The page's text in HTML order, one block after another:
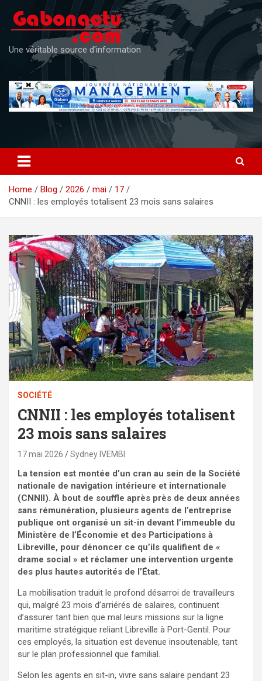
content
Une véritable source d'information
Home Blog 2026 mai
17
CNNII : les employés totalisent 23 mois sans salaires
SOCIÉTÉ
CNNII : les employés totalisent
23 mois sans salaires
17 mai 2026 Sydney IVEMBI
La tension est montée d’un cran au sein de la Société
nationale de navigation intérieure et internationale
(CNNII). À bout de souffle après près de deux années
sans rémunération, plusieurs agents de l’entreprise
publique ont organisé un sit-in devant l’immeuble du
Ministère de l’Économie et des Participations à
Libreville, pour dénoncer ce qu’ils qualifient de «
drame social » et réclamer une intervention urgente
des plus hautes autorités de l’État.
La mobilisation traduit le profond désarroi de travailleurs
qui, malgré 23 mois d’arriérés de salaires, continuent
d’assurer tant bien que mal leurs missions sur la ligne
maritime stratégique reliant Libreville à Port-Gentil. Pour
ces employés, la situation est devenue insoutenable, tant
sur le plan professionnel que familial.
Selon les agents en sit-in, vivre sans salaire pendant 23